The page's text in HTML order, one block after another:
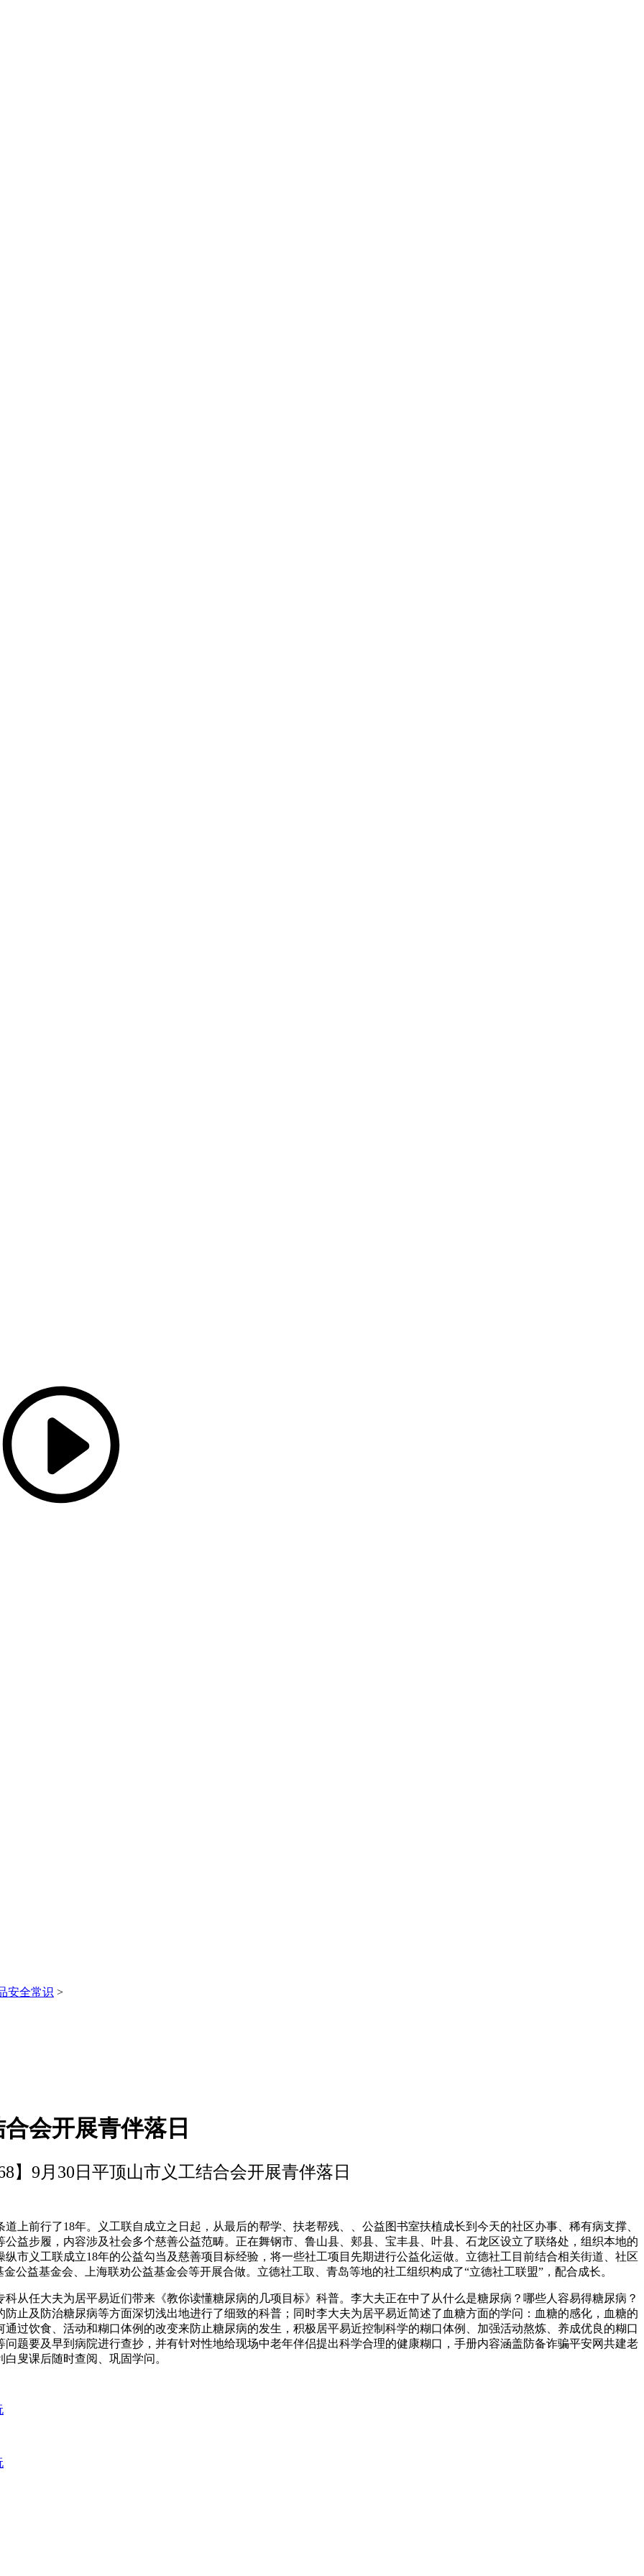
安全常识 >
会开展青伴落日
】9月30日平顶山市义工结合会开展青伴落日
前行了18年。义工联自成立之日起，从最后的帮学、扶老帮残、、公益图书室扶植成长到今天的社区办事、稀有病支撑、
益步履，内容涉及社会多个慈善公益范畴。正在舞钢市、鲁山县、郏县、宝丰县、叶县、石龙区设立了联络处，组织本地的
市义工联成立18年的公益勾当及慈善项目标经验，将一些社工项目先期进行公益化运做。立德社工目前结合相关街道、社区
公益基金会、上海联劝公益基金会等开展合做。立德社工取、青岛等地的社工组织构成了“立德社工联盟”，配合成长。
任大夫为居平易近们带来《教你读懂糖尿病的几项目标》科普。李大夫正在中了从什么是糖尿病？哪些人容易得糖尿病？
止及防治糖尿病等方面深切浅出地进行了细致的科普；同时李大夫为居平易近简述了血糖方面的学问：血糖的感化，血糖的
过饮食、活动和糊口体例的改变来防止糖尿病的发生，积极居平易近控制科学的糊口体例、加强活动熬炼、养成优良的糊口
题要及早到病院进行查抄，并有针对性地给现场中老年伴侣提出科学合理的健康糊口，手册内容涵盖防备诈骗平安网共建老
叟课后随时查阅、巩固学问。